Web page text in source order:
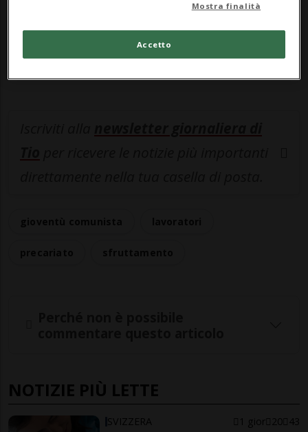
Entra nelcanale WhatsAppdi
Ticinonline.
NOTIZIE PIÙ LETTE
SVIZZERA 1 gior 20 43
Mostra finalità
Accetto